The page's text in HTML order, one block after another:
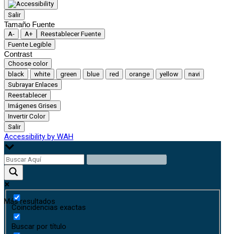
Salir
Tamaño Fuente
A- A+
Reestablecer Fuente
Fuente Legible
Contrast
Choose color
black
white green blue red orange yellow
navi
Subrayar Enlaces
Reestablecer
Imágenes Grises
Invertir Color
Salir
Accessibility by WAH
Más resultados
Coincidencias exactas
Buscar por título